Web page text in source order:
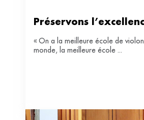
Préservons
« On a la meilleure école de
monde, la meilleure école ...